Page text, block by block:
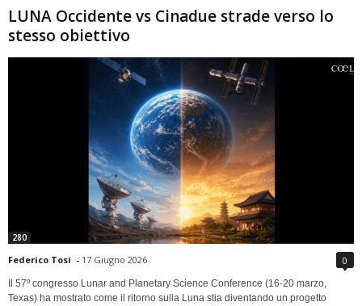
LUNA Occidente vs Cinadue strade verso lo
stesso obiettivo
280
Federico Tosi - 17 Giugno 2026 0
Il 57º congresso Lunar and Planetary Science Conference (16-20 marzo,
Texas) ha mostrato come il ritorno sulla Luna stia diventando un progetto